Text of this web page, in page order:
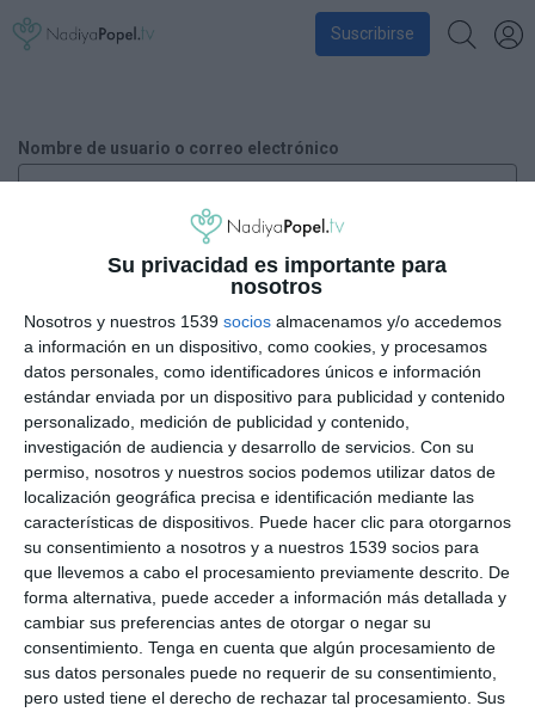
Su privacidad es importante para
nosotros
Nosotros y nuestros 1539 socios almacenamos y/o accedemos
a información en un dispositivo, como cookies, y procesamos
datos personales, como identificadores únicos e información
estándar enviada por un dispositivo para publicidad y contenido
personalizado, medición de publicidad y contenido,
investigación de audiencia y desarrollo de servicios. Con su
permiso, nosotros y nuestros socios podemos utilizar datos de
localización geográfica precisa e identificación mediante las
características de dispositivos. Puede hacer clic para otorgarnos
su consentimiento a nosotros y a nuestros 1539 socios para
que llevemos a cabo el procesamiento previamente descrito. De
forma alternativa, puede acceder a información más detallada y
cambiar sus preferencias antes de otorgar o negar su
consentimiento. Tenga en cuenta que algún procesamiento de
sus datos personales puede no requerir de su consentimiento,
pero usted tiene el derecho de rechazar tal procesamiento. Sus
Suscribirse
Nombre de usuario o correo electrónico
Contraseña
Recuérdame
¿Has perdido tu contraseña?